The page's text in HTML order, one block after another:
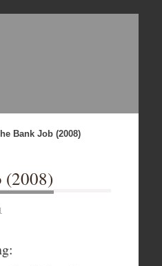
Bank Job (2008)
(2008)